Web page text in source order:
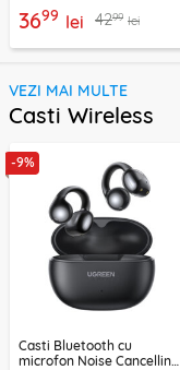
3699 lei 4299 lei
VEZI MAI MULTE
Casti Wireless
-9%
Casti Bluetooth cu
microfon Noise Cancelling